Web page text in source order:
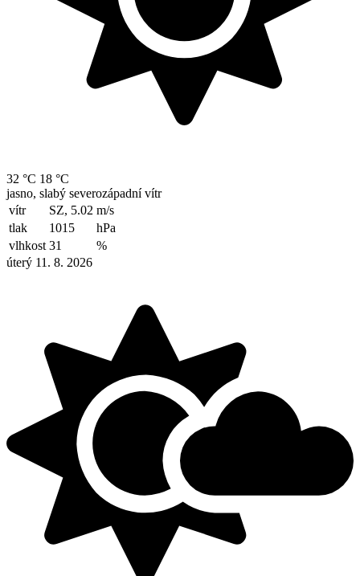
32 °C 18 °C
jasno, slabý severozápadní vítr
vítr
SZ, 5.02 m/s
tlak
1015
hPa
vlhkost 31
%
úterý 11. 8. 2026